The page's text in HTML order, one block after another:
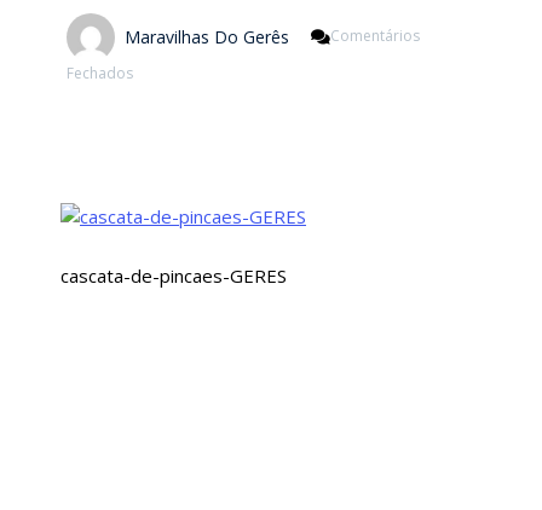
Maravilhas Do Gerês
Comentários
FechadosEm
cascata-de-pincaes-GERES